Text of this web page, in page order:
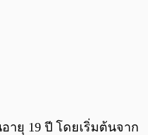
ายุ 19 ปี โดยเริ่มต้นจาก